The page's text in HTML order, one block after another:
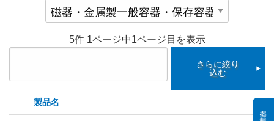
5件 1ページ中1ページ目を表示
さらに絞り
込む
製品名